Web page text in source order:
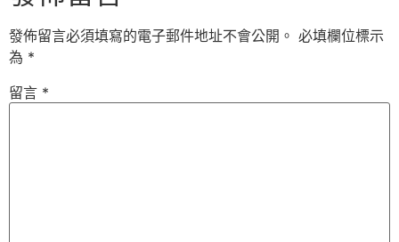
發佈留言必須填寫的電子郵件地址不會公開。 必填欄位標示
為 *
留言 *